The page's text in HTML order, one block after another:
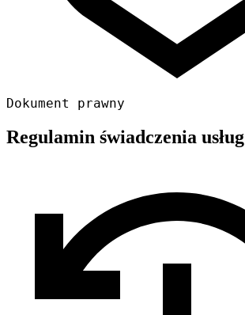
Dokument prawny
Regulamin świadczenia usług